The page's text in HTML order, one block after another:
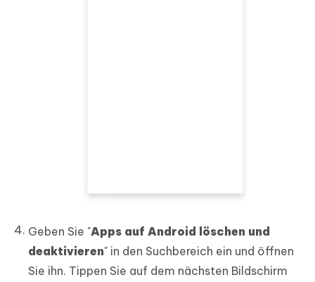
Geben Sie "Apps auf Android löschen und
deaktivieren" in den Suchbereich ein und öffnen
Sie ihn. Tippen Sie auf dem nächsten Bildschirm